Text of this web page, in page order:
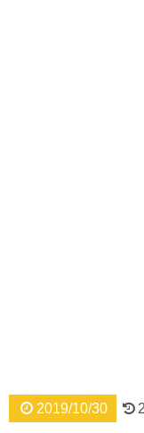
2019/10/30